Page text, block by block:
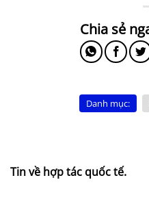
Danh mục:
Tin về hợp tác quốc tế.